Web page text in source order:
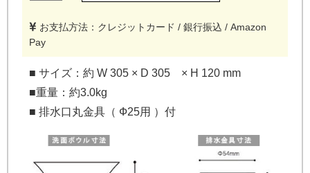
お支払方法：クレジットカード / 銀行振込 / Amazon
Pay
■ サイズ：約 W 305 × D 305 × H 120 mm
■重量：約3.0kg
■ 排水口丸金具（ Ф25用 ）付